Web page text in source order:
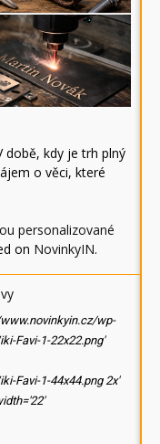
době, kdy je trh plný
o věci, které
personalizované
on NovinkyIN.
wp-
Favi-1-22x22.png'
Favi-1-44x44.png 2x'